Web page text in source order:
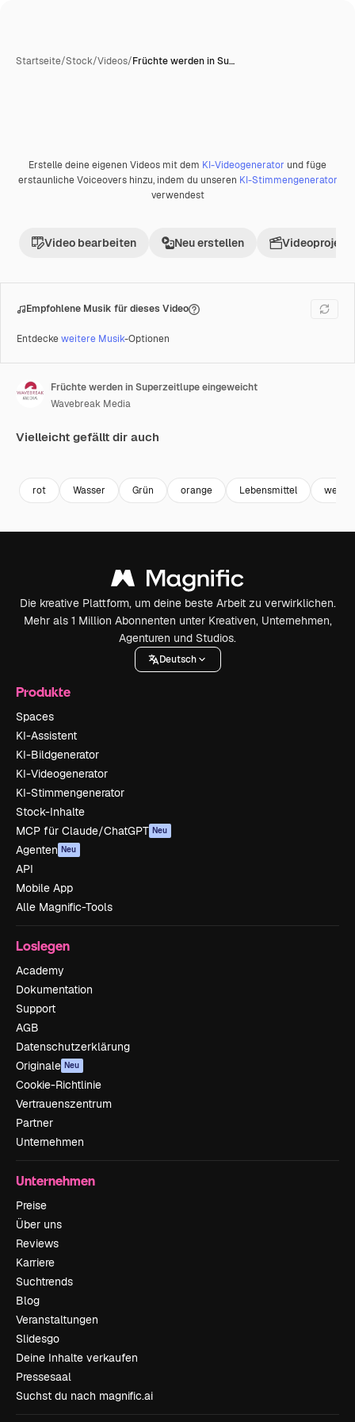
Startseite/Stock/Videos/Früchte werden in Su…
Premium
Erstelle deine eigenen Videos mit dem KI-Videogenerator und füge
erstaunliche Voiceovers hinzu, indem du unseren KI-Stimmengenerator
verwendest
Video bearbeiten Neu erstellen Videoprojekt
Empfohlene Musik für dieses Video
Entdeckeweitere Musik-Optionen
Früchte werden in Superzeitlupe eingeweicht
Wavebreak Media
Vielleicht gefällt dir auch
rot Wasser Grün orange Lebensmittel
Die kreative Plattform, um deine beste Arbeit zu verwirklichen.
Mehr als 1 Million Abonnenten unter Kreativen, Unternehmen,
Agenturen und Studios.
Deutsch
Produkte
Spaces
KI-Assistent
KI-Bildgenerator
KI-Videogenerator
KI-Stimmengenerator
Stock-Inhalte
MCP für Claude/ChatGPT Neu
Agenten Neu
API
Mobile App
Alle Magnific-Tools
Loslegen
Academy
Dokumentation
Support
AGB
Datenschutzerklärung
Originale Neu
Cookie-Richtlinie
Vertrauenszentrum
Partner
Unternehmen
Unternehmen
Preise
Über uns
Reviews
Karriere
Suchtrends
Blog
Veranstaltungen
Slidesgo
Deine Inhalte verkaufen
Pressesaal
Suchst du nach magnific.ai